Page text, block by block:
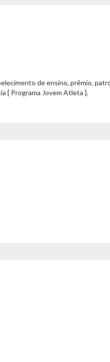
de ensino, prêmio,
[ Programa Jovem Atleta ].